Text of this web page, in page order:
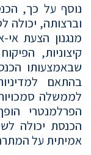
נוסף על כך,
וברצותה, יכולה
מנגנון הצעת
קיצוניות,
שבאמצעותו
בהתאם
לממשלה
הפרלמנטרי
הכנסת יכולה
אמיתית על